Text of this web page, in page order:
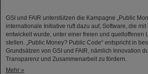
GSI und FAIR unterstützen die Kampagne „Public
internationale Initiative ruft dazu auf, Software, die
entwickelt wurde, unter einer freien und quelloffenen
stellen. „Public Money? Public Code“ entspricht in
Grundsätzen von GSI und FAIR, nämlich Innovation
Transparenz und Zusammenarbeit zu fördern.
Mehr »